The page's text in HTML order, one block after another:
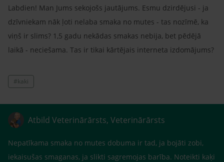
Labdien! Man Jums sekojošs jautājums. Esmu dzirdējusi - ja
dzīvniekam nāk ļoti nelaba smaka no mutes - tas nozīmē, ka
viņš ir slims? 1,5 gadu nekādas smakas nebija, bet pēdējā
laikā - neciešama. Tas ir tikai kārtējais interneta izdomājums?
#kaki
Atbild Veterinārārsts, Veterinārārsts
Nepatīkama smaka no mutes dobuma ir tad, ja bojāti zobi,
iekaisušas smaganas, ja slikti sagremojas barība. Noteikti kaķi